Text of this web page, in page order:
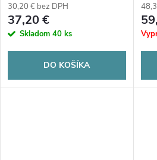
30,20 € bez DPH
37,20 €
Skladom 40 ks
DO KOŠÍKA